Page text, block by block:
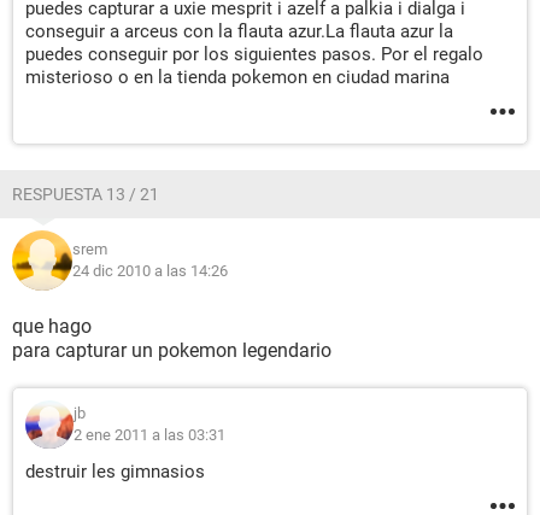
puedes capturar a uxie mesprit i azelf a palkia i dialga i
conseguir a arceus con la flauta azur.La flauta azur la
puedes conseguir por los siguientes pasos. Por el regalo
misterioso o en la tienda pokemon en ciudad marina
RESPUESTA 13 / 21
srem
24 dic 2010 a las 14:26
que hago
para capturar un pokemon legendario
jb
2 ene 2011 a las 03:31
destruir les gimnasios